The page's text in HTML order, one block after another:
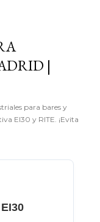
|
para bares y
EI30 y RITE. ¡Evita